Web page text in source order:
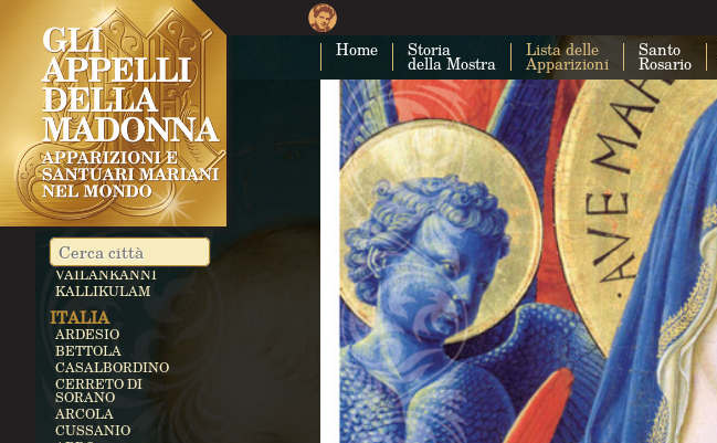
Home Storia
della Mostra
Lista delle
Apparizioni
Santo
Rosario
NAMYANG
CUBA
CUBA
COSTA RICA
CARTAGO
EGITTO
ZEITUN
GERMANIA
KEVELAER
HEROLDSBACH
HEEDE
MARIENFRIED
INDIA
VAILANKANNI
KALLIKULAM
ITALIA
ARDESIO
BETTOLA
CASALBORDINO
CERRETO DI
SORANO
ARCOLA
CUSSANIO